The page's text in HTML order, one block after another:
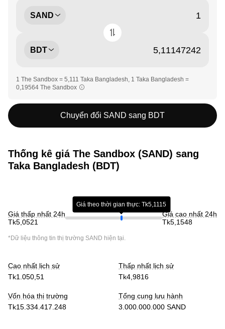
SAND
BDT
1 The Sandbox = 5,111 Taka Bangladesh, 1 Taka Bangladesh =
0,19564 The Sandbox
Chuyển đổi SAND sang BDT
Thống kê giá The Sandbox (SAND) sang
Taka Bangladesh (BDT)
Giá thấp nhất 24h
Tk5,0521
Giá theo thời gian thực: Tk5,1115
Giá cao nhất 24h
Tk5,1548
*Dữ liệu thông tin thị trường SAND hiện tại.
Cao nhất lịch sử
Tk1.050,51
Thấp nhất lịch sử
Tk4,9816
Vốn hóa thị trường
Tk15.334.417.248
Tổng cung lưu hành
3.000.000.000 SAND